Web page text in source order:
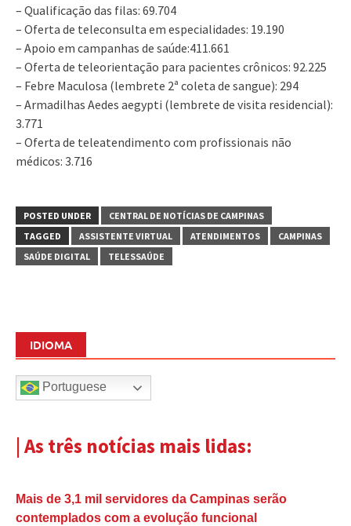
– Qualificação das filas: 69.704
– Oferta de teleconsulta em especialidades: 19.190
– Apoio em campanhas de saúde:411.661
– Oferta de teleorientação para pacientes crônicos: 92.225
– Febre Maculosa (lembrete 2ª coleta de sangue): 294
– Armadilhas Aedes aegypti (lembrete de visita residencial):
3.771
– Oferta de teleatendimento com profissionais não
médicos: 3.716
POSTED UNDER
CENTRAL DE NOTÍCIAS DE CAMPINAS
TAGGED
ASSISTENTE VIRTUAL ATENDIMENTOS
CAMPINAS
SAÚDE DIGITAL
TELESSAÚDE
IDIOMA
Portuguese
| As três notícias mais lidas:
Mais de 3,1 mil servidores da Campinas serão
contemplados com a evolução funcional